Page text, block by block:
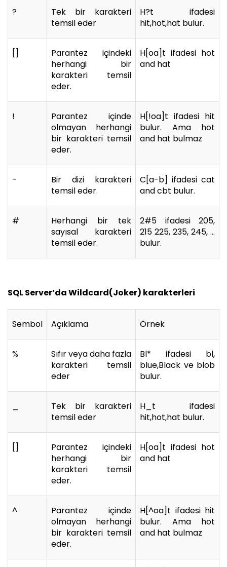
?
Tek bir karakteri
temsil eder
H?t ifadesi
hit,hot,hat bulur.
[]
Parantez içindeki
herhangi bir
karakteri temsil
eder.
H[oa]t ifadesi hot
and hat
!
Parantez içinde
olmayan herhangi
bir karakteri temsil
eder.
H[!oa]t ifadesi hit
bulur. Ama hot
and hat bulmaz
-
Bir dizi karakteri
temsil eder.
C[a-b] ifadesi cat
and cbt bulur.
#
Herhangi bir tek
sayısal karakteri
temsil eder.
2#5 ifadesi 205,
215 225, 235, 245, …
bulur.
SQL Server’da Wildcard(Joker) karakterleri
Sembol Açıklama Örnek
%
Sıfır veya daha fazla
karakteri temsil
eder
Bl* ifadesi bl,
blue,Black ve blob
bulur.
Tek bir karakteri
temsil eder
H_t ifadesi
hit,hot,hat bulur.
[]
Parantez içindeki
herhangi bir
karakteri temsil
eder.
H[oa]t ifadesi hot
and hat
^
Parantez içinde
olmayan herhangi
bir karakteri temsil
eder.
H[^oa]t ifadesi hit
bulur. Ama hot
and hat bulmaz